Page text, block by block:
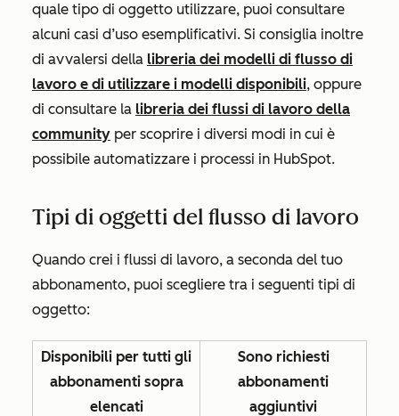
quale tipo di oggetto utilizzare, puoi consultare
alcuni casi d’uso esemplificativi. Si consiglia inoltre
di avvalersi della libreria dei modelli di flusso di
lavoro e di utilizzare i modelli disponibili, oppure
di consultare la libreria dei flussi di lavoro della
community per scoprire i diversi modi in cui è
possibile automatizzare i processi in HubSpot.
Tipi di oggetti del flusso di lavoro
Quando crei i flussi di lavoro, a seconda del tuo
abbonamento, puoi scegliere tra i seguenti tipi di
oggetto:
Disponibili per tutti gli
abbonamenti sopra
elencati
Sono richiesti
abbonamenti
aggiuntivi